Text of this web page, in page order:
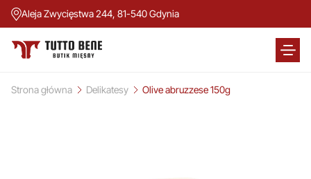
Aleja Zwycięstwa 244, 81-540 Gdynia
Strona główna Delikatesy Olive abruzzese 150g